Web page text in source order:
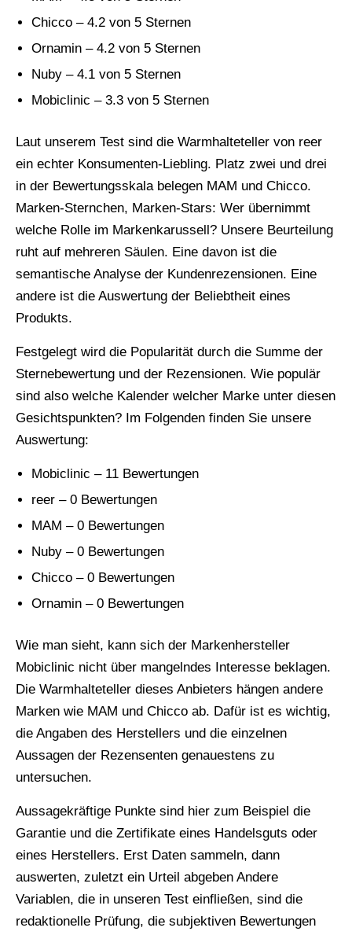
Chicco – 4.2 von 5 Sternen
Ornamin – 4.2 von 5 Sternen
Nuby – 4.1 von 5 Sternen
Mobiclinic – 3.3 von 5 Sternen
Laut unserem Test sind die Warmhalteteller von reer
ein echter Konsumenten-Liebling. Platz zwei und drei
in der Bewertungsskala belegen MAM und Chicco.
Marken-Sternchen, Marken-Stars: Wer übernimmt
welche Rolle im Markenkarussell? Unsere Beurteilung
ruht auf mehreren Säulen. Eine davon ist die
semantische Analyse der Kundenrezensionen. Eine
andere ist die Auswertung der Beliebtheit eines
Produkts.
Festgelegt wird die Popularität durch die Summe der
Sternebewertung und der Rezensionen. Wie populär
sind also welche Kalender welcher Marke unter diesen
Gesichtspunkten? Im Folgenden finden Sie unsere
Auswertung:
Mobiclinic – 11 Bewertungen
reer – 0 Bewertungen
MAM – 0 Bewertungen
Nuby – 0 Bewertungen
Chicco – 0 Bewertungen
Ornamin – 0 Bewertungen
Wie man sieht, kann sich der Markenhersteller
Mobiclinic nicht über mangelndes Interesse beklagen.
Die Warmhalteteller dieses Anbieters hängen andere
Marken wie MAM und Chicco ab. Dafür ist es wichtig,
die Angaben des Herstellers und die einzelnen
Aussagen der Rezensenten genauestens zu
untersuchen.
Aussagekräftige Punkte sind hier zum Beispiel die
Garantie und die Zertifikate eines Handelsguts oder
eines Herstellers. Erst Daten sammeln, dann
auswerten, zuletzt ein Urteil abgeben Andere
Variablen, die in unseren Test einfließen, sind die
redaktionelle Prüfung, die subjektiven Bewertungen